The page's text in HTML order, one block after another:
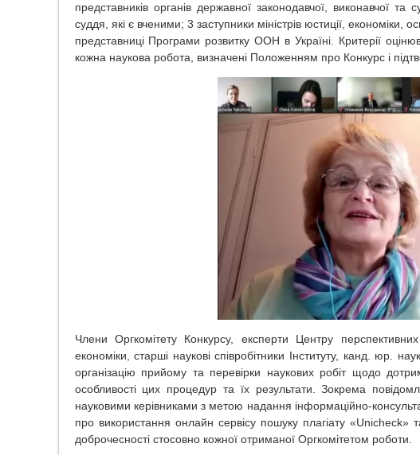
представників органів державної законодавчої, виконавчої
суддя, які є вченими; 3 заступники міністрів юстиції, економіки,
представниці Програми розвитку ООН в Україні. Критерії
кожна наукова робота, визначені Положенням про Конкурс і
Члени Оргкомітету Конкурсу, експерти Центру
економіки, старші наукові співробітники Інституту, канд. юр. наук
організацію прийому та перевірки наукових робіт щодо
особливості цих процедур та їх результати. Зокрема
науковими керівниками з метою надання інформаційно-
про використання онлайн сервісу пошуку плагіату «Unicheck»
доброчесності стосовно кожної отриманої Оргкомітетом роботи.